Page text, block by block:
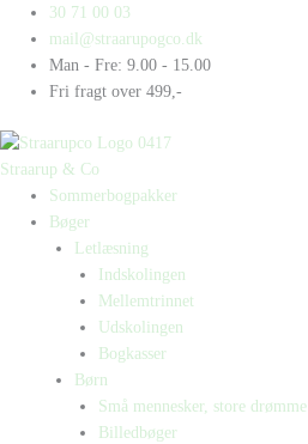
indholdet
30 71 00 03
mail@straarupogco.dk
Man - Fre: 9.00 - 15.00
Fri fragt over 499,-
Straarup & Co
Sommerbogpakker
Bøger
Letlæsning
Indskolingen
Mellemtrinnet
Udskolingen
Bogkasser
Børn
Små mennesker, store drømme
Billedbøger
Products
search
Products
search
Papfar